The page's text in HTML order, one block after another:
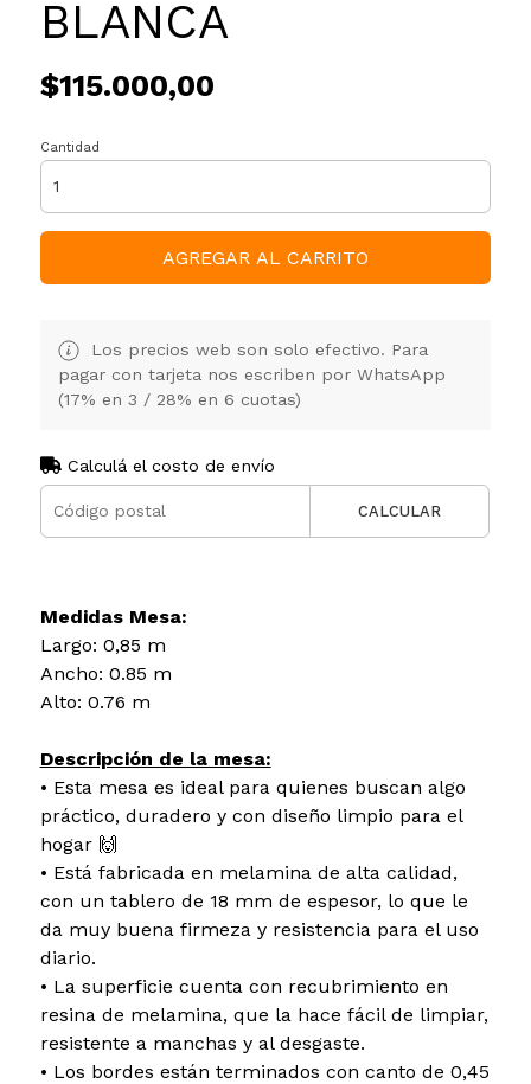
BLANCA
$115.000,00
Cantidad
AGREGAR AL CARRITO
Los precios web son solo efectivo. Para
pagar con tarjeta nos escriben por WhatsApp
(17% en 3 / 28% en 6 cuotas)
Calculá el costo de envío
CALCULAR
Medidas Mesa:
Largo: 0,85 m
Ancho: 0.85 m
Alto: 0.76 m
Descripción de la mesa:
• Esta mesa es ideal para quienes buscan algo
práctico, duradero y con diseño limpio para el
hogar 🙌
• Está fabricada en melamina de alta calidad,
con un tablero de 18 mm de espesor, lo que le
da muy buena firmeza y resistencia para el uso
diario.
• La superficie cuenta con recubrimiento en
resina de melamina, que la hace fácil de limpiar,
resistente a manchas y al desgaste.
• Los bordes están terminados con canto de 0,45